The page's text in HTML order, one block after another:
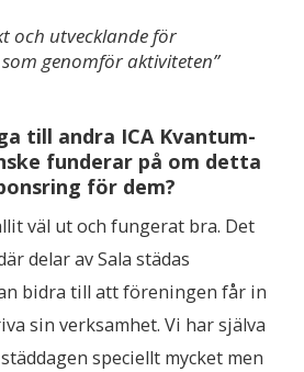
och utvecklande för
genomför aktiviteten”
till andra ICA Kvantum-
funderar på om detta
för dem?
väl ut och fungerat bra. Det
delar av Sala städas
bidra till att föreningen får in
sin verksamhet. Vi har själva
speciellt mycket men